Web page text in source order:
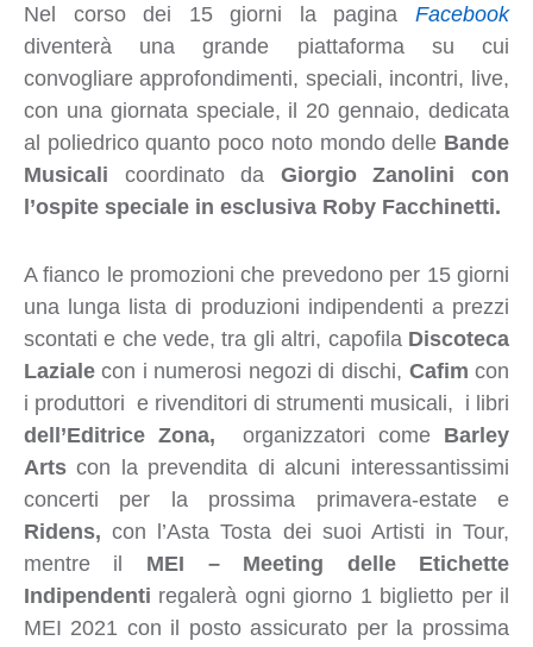
Nel corso dei 15 giorni la pagina Facebook
diventerà una grande piattaforma su cui
convogliare approfondimenti, speciali, incontri, live,
con una giornata speciale, il 20 gennaio, dedicata
al poliedrico quanto poco noto mondo delle Bande
Musicali coordinato da Giorgio Zanolini con
l’ospite speciale in esclusiva Roby Facchinetti.
A fianco le promozioni che prevedono per 15 giorni
una lunga lista di produzioni indipendenti a prezzi
scontati e che vede, tra gli altri, capofila Discoteca
Lazialecon i numerosi negozi di dischi, Cafim con
i produttori e rivenditori di strumenti musicali, i libri
dell’Editrice Zona,
organizzatori come Barley
Artscon la prevendita di alcuni interessantissimi
concerti per la prossima primavera-estate e
Ridens,con l’Asta Tosta dei suoi Artisti in Tour,
mentre il MEI – Meeting delle Etichette
Indipendenti regalerà ogni giorno 1 biglietto per il
MEI 2021 con il posto assicurato per la prossima